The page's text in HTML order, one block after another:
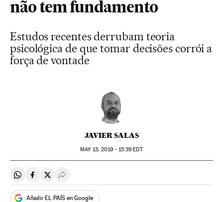
não tem fundamento
Estudos recentes derrubam teoria
psicológica de que tomar decisões corrói a
força de vontade
JAVIER SALAS
MAY13, 2019 - 15:39 EDT
Compartir en Whatsapp
Compartir en Facebook
Compartir en Twitter
Desplegar Redes Sociales
Añadir EL PAÍS en Google